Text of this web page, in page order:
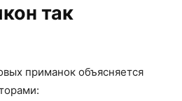
так
приманок объясняется